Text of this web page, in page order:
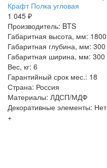
Крафт Полка угловая
1 045 ₽
Производитель: BTS
Габаритная высота, мм: 1800
Габаритная глубина, мм: 300
Габаритная ширина, мм: 300
Вес, кг: 6
Гарантийный срок мес.: 18
Страна: Россия
Материалы: ЛДСП/МДФ
Декоративные элементы: Нет
+